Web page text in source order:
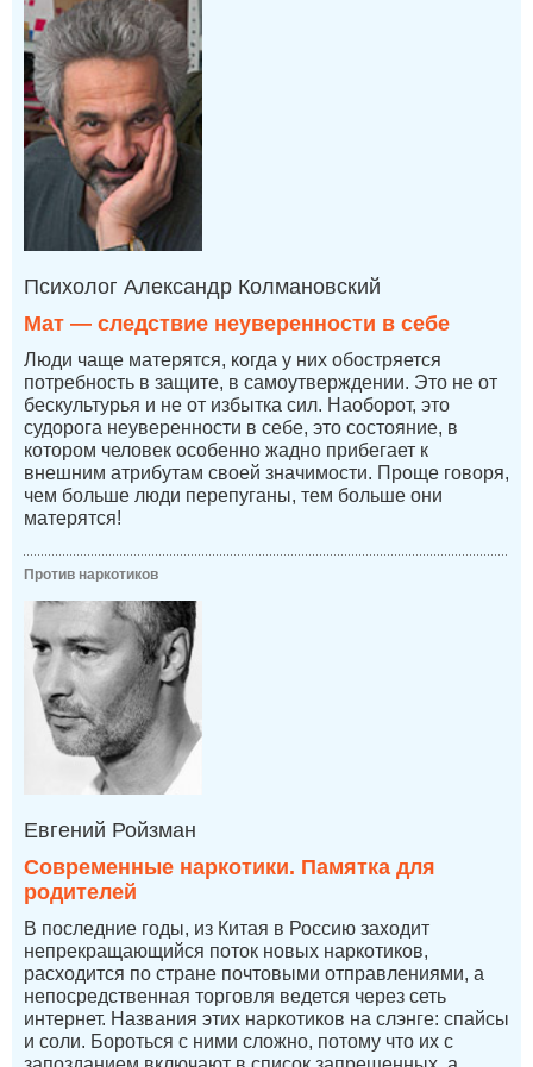
Психолог Александр Колмановский
Мат — следствие неуверенности в себе
Люди чаще матерятся, когда у них обостряется
потребность в защите, в самоутверждении. Это не от
бескультурья и не от избытка сил. Наоборот, это
судорога неуверенности в себе, это состояние, в
котором человек особенно жадно прибегает к
внешним атрибутам своей значимости. Проще говоря,
чем больше люди перепуганы, тем больше они
матерятся!
Против наркотиков
Евгений Ройзман
Современные наркотики. Памятка для
родителей
В последние годы, из Китая в Россию заходит
непрекращающийся поток новых наркотиков,
расходится по стране почтовыми отправлениями, а
непосредственная торговля ведется через сеть
интернет. Названия этих наркотиков на слэнге: спайсы
и соли. Бороться с ними сложно, потому что их с